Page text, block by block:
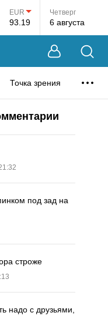
EUR
93.19
Четверг
6 августа
Точка зрения
под зад на
строже
надо с друзьями,